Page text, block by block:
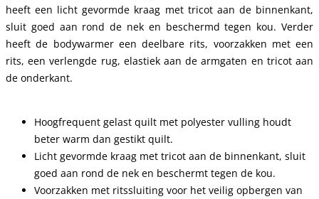
heeft een licht gevormde kraag met tricot aan de binnenkant,
sluit goed aan rond de nek en beschermd tegen kou. Verder
heeft de bodywarmer een deelbare rits, voorzakken met een
rits, een verlengde rug, elastiek aan de armgaten en tricot aan
de onderkant.
Hoogfrequent gelast quilt met polyester vulling houdt
beter warm dan gestikt quilt.
Licht gevormde kraag met tricot aan de binnenkant, sluit
goed aan rond de nek en beschermt tegen de kou.
Voorzakken met ritssluiting voor het veilig opbergen van